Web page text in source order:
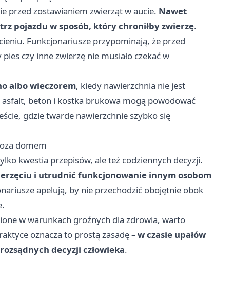
przed zostawianiem zwierząt w aucie. Nawet
pojazdu w sposób, który chroniłby zwierzę.
Funkcjonariusze przypominają, że przed
czy inne zwierzę nie musiało czekać w
albo wieczorem, kiedy nawierzchnia nie jest
asfalt, beton i kostka brukowa mogą powodować
gdzie twarde nawierzchnie szybko się
domem
kwestia przepisów, ale też codziennych decyzji.
i utrudnić funkcjonowanie innym osobom
apelują, by nie przechodzić obojętnie obok
w warunkach groźnych dla zdrowia, warto
oznacza to prostą zasadę –w czasie upałów
decyzji człowieka.